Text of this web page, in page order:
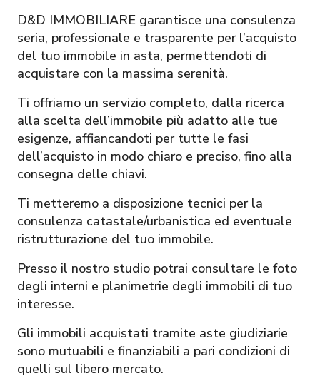
D&D IMMOBILIARE garantisce una consulenza
seria, professionale e trasparente per l’acquisto
del tuo immobile in asta, permettendoti di
acquistare con la massima serenità.
Ti offriamo un servizio completo, dalla ricerca
alla scelta dell’immobile più adatto alle tue
esigenze, affiancandoti per tutte le fasi
dell’acquisto in modo chiaro e preciso, fino alla
consegna delle chiavi.
Ti metteremo a disposizione tecnici per la
consulenza catastale/urbanistica ed eventuale
ristrutturazione del tuo immobile.
Presso il nostro studio potrai consultare le foto
degli interni e planimetrie degli immobili di tuo
interesse.
Gli immobili acquistati tramite aste giudiziarie
sono mutuabili e finanziabili a pari condizioni di
quelli sul libero mercato.